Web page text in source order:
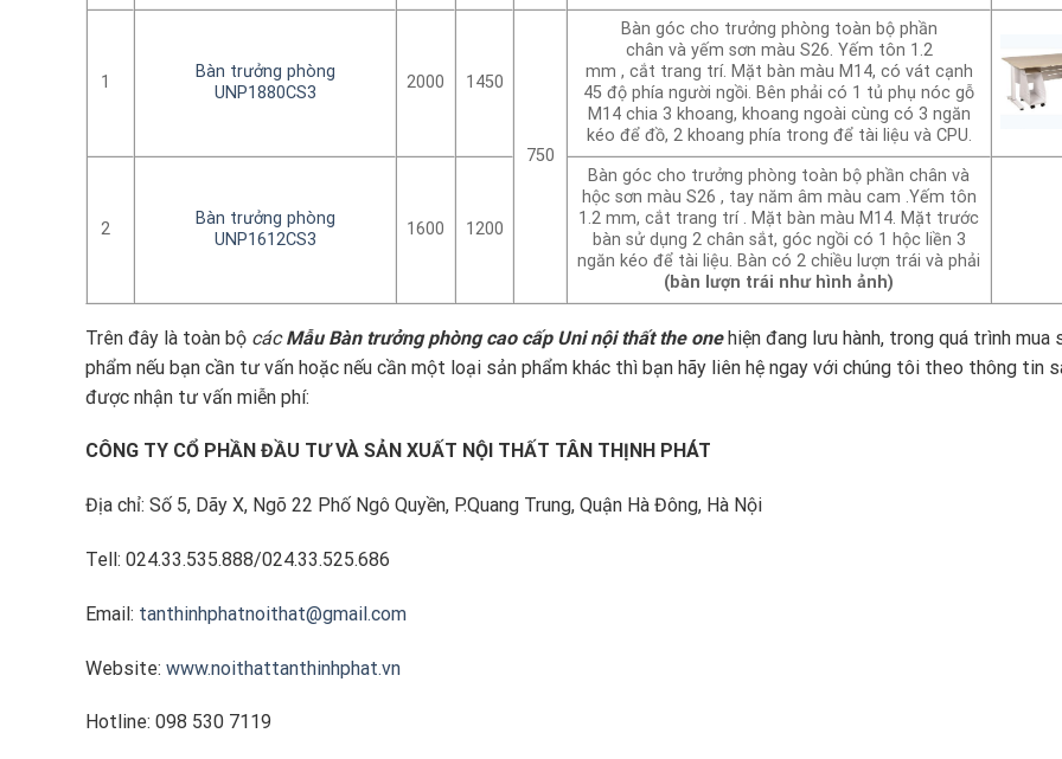
1
Bàn trưởng phòng
UNP1880CS3
2000 1450
750
Bàn góc cho trưởng phòng toàn bộ phần
chân và yếm sơn màu S26. Yếm tôn 1.2
mm , cắt trang trí. Mặt bàn màu M14, có vát cạnh
45 độ phía người ngồi. Bên phải có 1 tủ phụ nóc gỗ
M14 chia 3 khoang, khoang ngoài cùng có 3 ngăn
kéo để đồ, 2 khoang phía trong để tài liệu và CPU.
2
Bàn trưởng phòng
UNP1612CS3
1600 1200
Bàn góc cho trưởng phòng toàn bộ phần chân và
hộc sơn màu S26 , tay năm âm màu cam .Yếm tôn
1.2 mm, cắt trang trí . Mặt bàn màu M14. Mặt trước
bàn sử dụng 2 chân sắt, góc ngồi có 1 hộc liền 3
ngăn kéo để tài liệu. Bàn có 2 chiều lượn trái và phải
(bàn lượn trái như hình ảnh)
Trên đây là toàn bộ cácMẫu Bàn trưởng phòng cao cấp Uni nội thất the onehiện đang lưu hành, trong quá trình mua
phẩm nếu bạn cần tư vấn hoặc nếu cần một loại sản phẩm khác thì bạn hãy liên hệ ngay với chúng tôi theo thông tin
được nhận tư vấn miễn phí:
CÔNG TY CỔ PHẦN ĐẦU TƯ VÀ SẢN XUẤT NỘI THẤT TÂN THỊNH PHÁT
Địa chỉ: Số 5, Dãy X, Ngõ 22 Phố Ngô Quyền, P.Quang Trung, Quận Hà Đông, Hà Nội
Tell: 024.33.535.888/024.33.525.686
Email: tanthinhphatnoithat@gmail.com
Website: www.noithattanthinhphat.vn
Hotline: 098 530 7119